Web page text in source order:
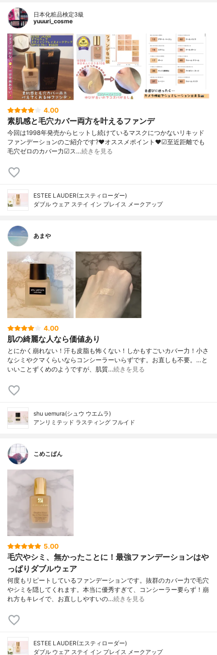
日本化粧品検定3級
yuuuri_cosme
4.00
素肌感と毛穴カバー両方を叶えるファンデ
今回は1998年発売からヒットし続けているマスクにつかないリキッド
ファンデーションのご紹介です?❤︎オススメポイント❤︎☑︎至近距離でも
毛穴ゼロのカバー力☑︎ス…続きを見る
ESTEE LAUDER(エスティローダー)
ダブル ウェア ステイ イン プレイス メークアップ
あまや
4.00
肌の綺麗な人なら価値あり
とにかく崩れない！汗も皮脂も怖くない！しかもすごいカバー力！小さ
なシミやクマくらいならコンシーラーいらずです。お直しも不要。…と
いいことずくめのようですが、肌質…続きを見る
shu uemura(シュウ ウエムラ)
アンリミテッド ラスティング フルイド
こめこぱん
5.00
毛穴やシミ、無かったことに！最強ファンデーションはや
っぱりダブルウェア
何度もリピートしているファンデーションです。抜群のカバー力で毛穴
やシミを隠してくれます。本当に優秀すぎて、コンシーラー要らず！崩
れ方もキレイで、お直ししやすいの…続きを見る
ESTEE LAUDER(エスティローダー)
ダブル ウェア ステイ イン プレイス メークアップ